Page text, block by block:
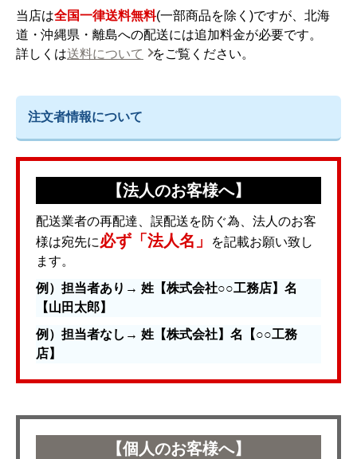
当店は全国一律送料無料(一部商品を除く)ですが、北海
道・沖縄県・離島への配送には追加料金が必要です。
詳しくは送料について をご覧ください。
注文者情報について
【法人のお客様へ】
配送業者の再配達、誤配送を防ぐ為、法人のお客
様は宛先に必ず「法人名」
を記載お願い致し
ます。
例）担当者あり→ 姓【株式会社○○工務店】名
【山田太郎】
例）担当者なし→ 姓【株式会社】名【○○工務
店】
【個人のお客様へ】